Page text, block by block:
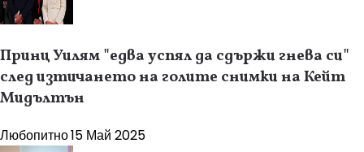
Принц Уилям "едва успял да сдържи гнева си"
след изтичането на голите снимки на Кейт
Мидълтън
Любопитно15 Май 2025